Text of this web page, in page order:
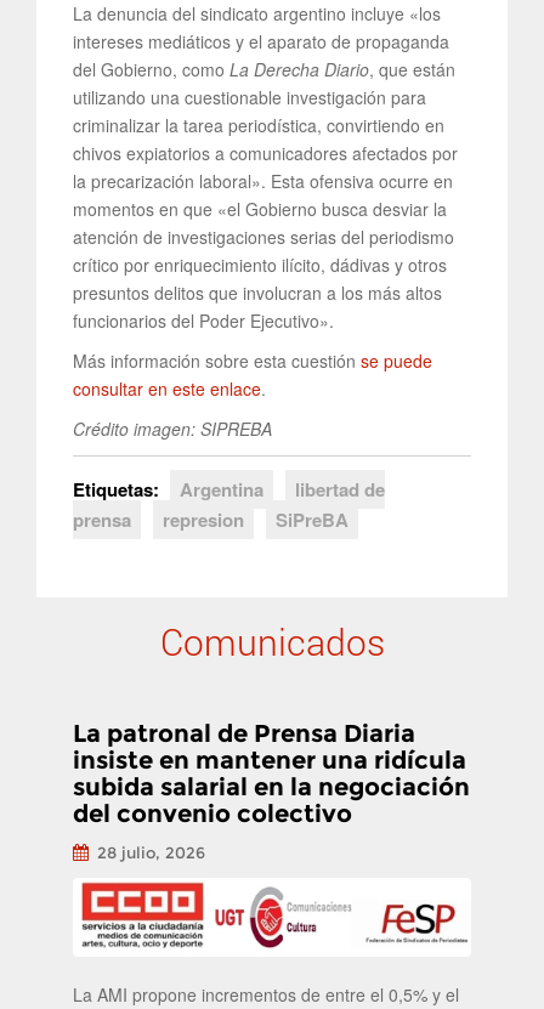
La denuncia del sindicato argentino incluye «los
intereses mediáticos y el aparato de propaganda
del Gobierno, como La Derecha Diario, que están
utilizando una cuestionable investigación para
criminalizar la tarea periodística, convirtiendo en
chivos expiatorios a comunicadores afectados por
la precarización laboral». Esta ofensiva ocurre en
momentos en que «el Gobierno busca desviar la
atención de investigaciones serias del periodismo
crítico por enriquecimiento ilícito, dádivas y otros
presuntos delitos que involucran a los más altos
funcionarios del Poder Ejecutivo».
Más información sobre esta cuestión se puede
consultar en este enlace.
Crédito imagen: SIPREBA
Etiquetas: Argentina
libertad de
prensa
represion SiPreBA
Comunicados
La patronal de Prensa Diaria
insiste en mantener una ridícula
subida salarial en la negociación
del convenio colectivo
28 julio, 2026
La AMI propone incrementos de entre el 0,5% y el